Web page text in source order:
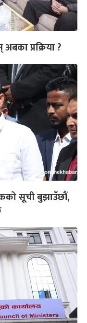
प्रक्रिया ?
सूची बुझाउँछौं,